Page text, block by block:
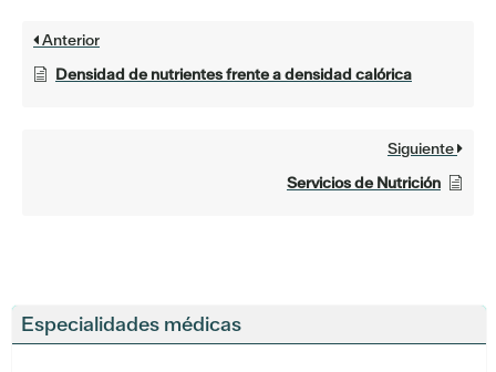
Especialidades médicas
Anterior
Densidad de nutrientes frente a densidad calórica
Siguiente
Servicios de Nutrición